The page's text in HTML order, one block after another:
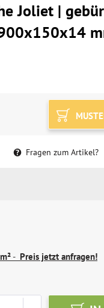
Joliet |
Fragen zum Artikel?
- Preis jetzt anfragen!